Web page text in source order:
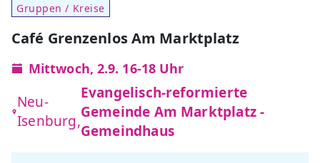
Gruppen / Kreise
Café Grenzenlos Am Marktplatz
Mittwoch, 2.9. 16-18 Uhr
Neu-
Isenburg,
Evangelisch-reformierte
Gemeinde Am Marktplatz -
Gemeindhaus